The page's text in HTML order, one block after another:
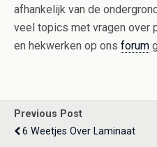
afhankelijk van de
veel topics met vragen over
en hekwerken op ons forum
Previous Post
6 Weetjes Over Laminaat